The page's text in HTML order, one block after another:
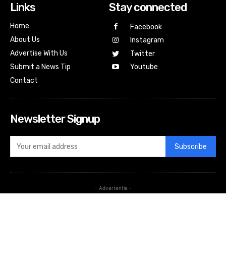
Links
Home
About Us
Advertise With Us
Submit a News Tip
Contact
Stay connected
Facebook
Instagram
Twitter
Youtube
Newsletter Signup
Subscribe
- Advertentie -